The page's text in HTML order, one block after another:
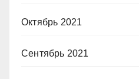
Октябрь 2021
Сентябрь 2021